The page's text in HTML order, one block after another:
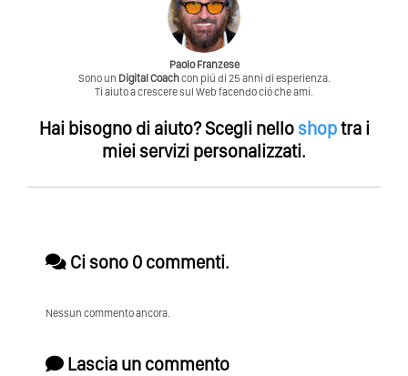
Paolo Franzese
Sono un Digital Coachcon piú di 25 anni di esperienza.
Ti aiuto a crescere sul Web facendo ció che ami.
Hai bisogno di aiuto?Scegli nello shoptra i
miei servizi personalizzati.
Ci sono 0 commenti.
Nessun commento ancora.
Lascia un commento